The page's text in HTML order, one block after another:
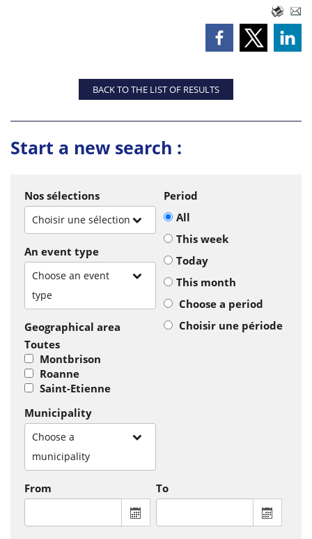
BACK TO THE LIST OF RESULTS
Start a new search :
Nos sélections
Choisir une sélection
An event type
Choose an event
type
Geographical area
Toutes
Montbrison
Roanne
Saint-Etienne
Municipality
Choose a
municipality
Period
All
This week
Today
This month
Choose a period
Choisir une période
From
From : display the calendar to
To
To :